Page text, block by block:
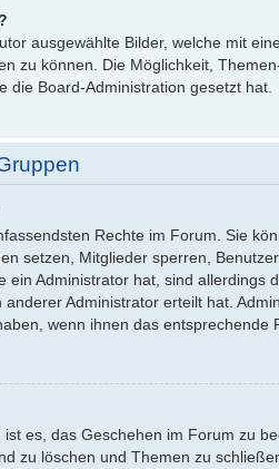
ausgewählte Bilder, welche mit
zu können. Die Möglichkeit,
die Board-Administration gesetzt hat.
Rechte im Forum. Sie
setzen, Mitglieder sperren,
ein Administrator hat, sind allerdings
Administrator erteilt hat.
wenn ihnen das entsprechende
es, das Geschehen im Forum zu
zu löschen und Themen zu